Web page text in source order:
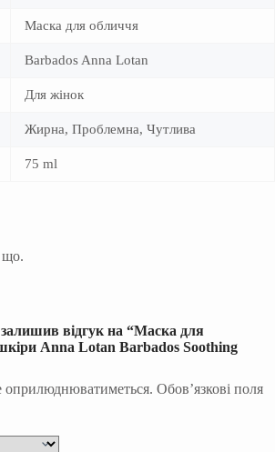
Маска для обличчя
Barbados Anna Lotan
Для жінок
Жирна, Проблемна, Чутлива
75 ml
що.
відгук на “Маска для
Anna Lotan Barbados Soothing
оприлюднюватиметься. Обов’язкові поля